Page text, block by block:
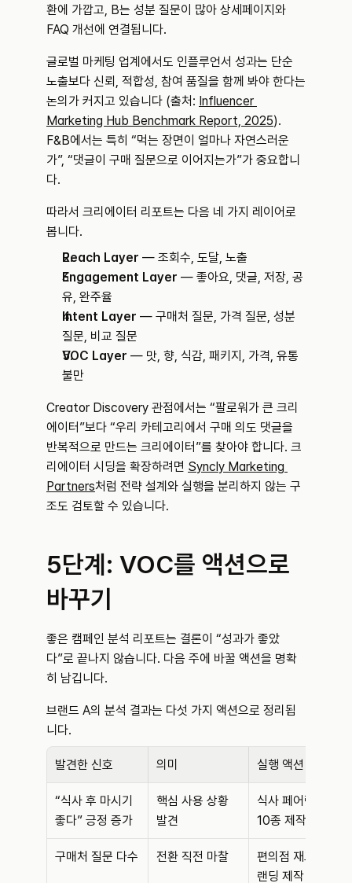
환에 가깝고, B는 성분 질문이 많아 상세페이지와
FAQ 개선에 연결됩니다.
글로벌 마케팅 업계에서도 인플루언서 성과는 단순
노출보다 신뢰, 적합성, 참여 품질을 함께 봐야 한다는
논의가 커지고 있습니다 (출처: Influencer
Marketing Hub Benchmark Report, 2025).
F&B에서는 특히 “먹는 장면이 얼마나 자연스러운
가”, “댓글이 구매 질문으로 이어지는가”가 중요합니
다.
따라서 크리에이터 리포트는 다음 네 가지 레이어로
봅니다.
Reach Layer — 조회수, 도달, 노출
Engagement Layer — 좋아요, 댓글, 저장, 공
유, 완주율
Intent Layer — 구매처 질문, 가격 질문, 성분
질문, 비교 질문
VOC Layer — 맛, 향, 식감, 패키지, 가격, 유통
불만
Creator Discovery 관점에서는 “팔로워가 큰 크리
에이터”보다 “우리 카테고리에서 구매 의도 댓글을
반복적으로 만드는 크리에이터”를 찾아야 합니다. 크
리에이터 시딩을 확장하려면 Syncly Marketing
Partners처럼 전략 설계와 실행을 분리하지 않는 구
조도 검토할 수 있습니다.
5단계: VOC를 액션으로
바꾸기
좋은 캠페인 분석 리포트는 결론이 “성과가 좋았
다”로 끝나지 않습니다. 다음 주에 바꿀 액션을 명확
히 남깁니다.
브랜드 A의 분석 결과는 다섯 가지 액션으로 정리됩
니다.
발견한 신호 의미 실행 액션
“식사 후 마시기
좋다” 긍정 증가
핵심 사용 상황
발견
식사 페어링 릴스
10종 제작
구매처 질문 다수 전환 직전 마찰
편의점 재고 안내
랜딩 제작